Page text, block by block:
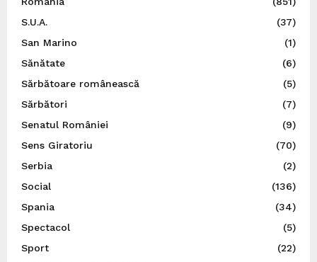
S.U.A.
(37)
San Marino
(1)
Sănătate
(6)
Sărbătoare românească
(5)
Sărbători
(7)
Senatul României
(9)
Sens Giratoriu
(70)
Serbia
(2)
Social
(136)
Spania
(34)
Spectacol
(5)
Sport
(22)